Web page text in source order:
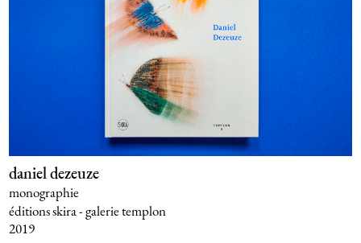
daniel dezeuze
monographie
éditions skira - galerie templon
2019